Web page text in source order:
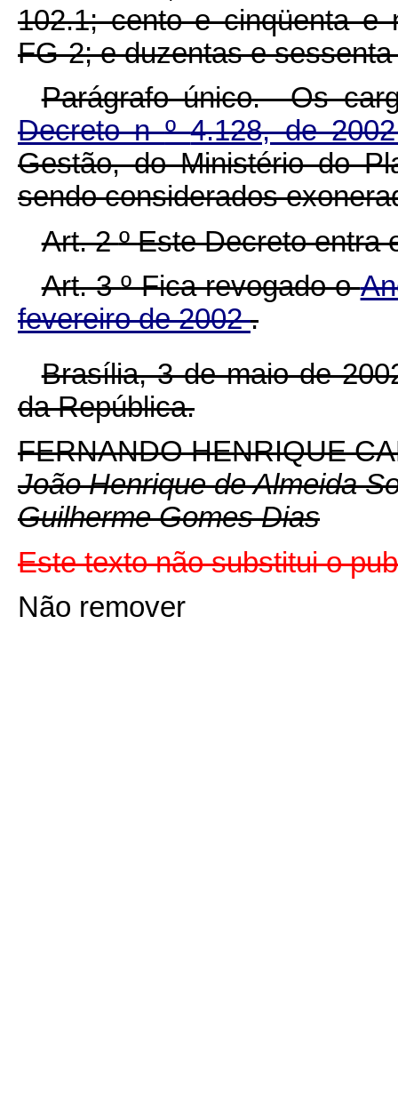
102.1; cento e cinqüenta e
FG-2; e duzentas e
Parágrafo único. Os
Decreto nº4.128, de
Gestão, do Ministério do
sendo considerados
Art. 2ºEste Decreto entra
Art. 3ºFica revogado o
fevereiro de 2002.
Brasília, 3 de maio de
da República.
FERNANDO HENRIQUE
João Henrique de Almeida
Guilherme Gomes Dias
Este texto não substitui o
Não remover